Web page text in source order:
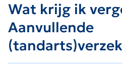
Wat krijg ik
Aanvullende